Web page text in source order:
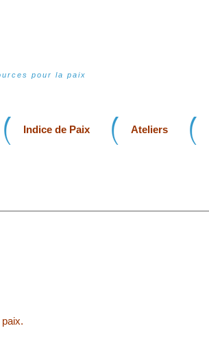
pour la paix
Indice de Paix Ateliers